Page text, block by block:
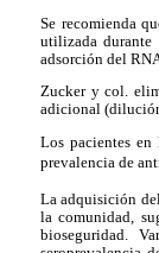
Se recomienda
utilizada
adsorción del
Zucker y col.
adicional
Los pacientes
prevalencia de
La adquisición
la comunidad,
bioseguridad.